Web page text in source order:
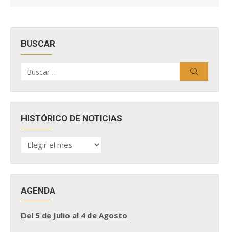
BUSCAR
por:
HISTÓRICO DE NOTICIAS
HISTÓRICO
DE
AGENDA
Del 5 de Julio al 4 de Agosto